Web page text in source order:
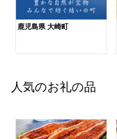
鹿児島県 大崎町
人気のお礼の品